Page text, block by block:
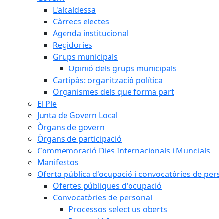
L'alcaldessa
Càrrecs electes
Agenda institucional
Regidories
Grups municipals
Opinió dels grups municipals
Cartipàs: organització política
Organismes dels que forma part
El Ple
Junta de Govern Local
Òrgans de govern
Òrgans de participació
Commemoració Dies Internacionals i Mundials
Manifestos
Oferta pública d'ocupació i convocatòries de
Ofertes públiques d'ocupació
Convocatòries de personal
Processos selectius oberts